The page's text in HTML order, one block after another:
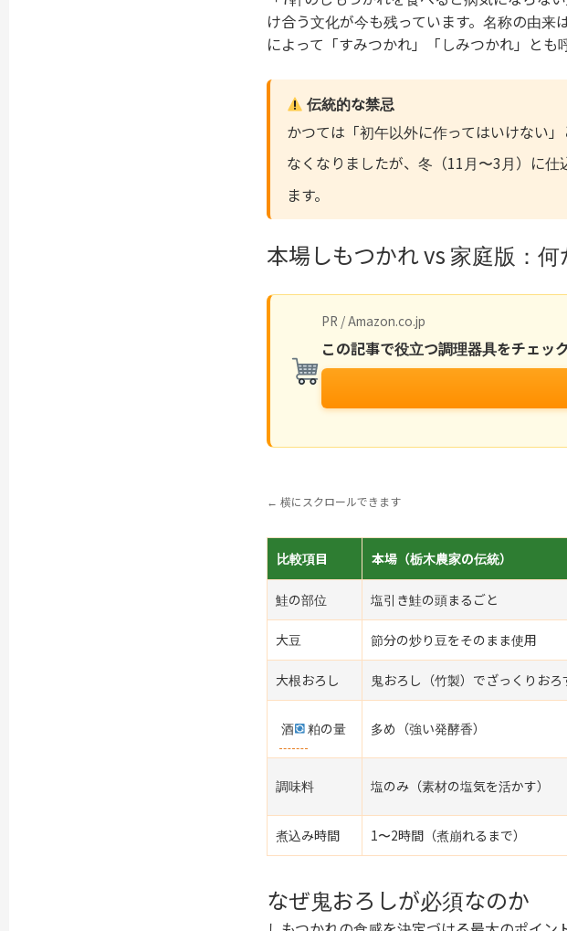
け合う文化が今も残っています。名称の由
によって「すみつかれ」「しみつかれ」とも
伝統的な禁忌
かつては「初午以外に作ってはいけない
なくなりましたが、冬（11月〜3月）に仕
ます。
本場しもつかれ vs 家庭版：何
PR / Amazon.co.jp
この記事で役立つ調理器具をチェッ
← 横にスクロールできます
比較項目 本場（栃木農家の伝統）
鮭の部位 塩引き鮭の頭まるごと
大豆 節分の炒り豆をそのまま使用
大根おろし 鬼おろし（竹製）でざっくりおろ
酒 粕の量 多め（強い発酵香）
調味料 塩のみ（素材の塩気を活かす）
煮込み時間 1〜2時間（煮崩れるまで）
なぜ鬼おろしが必須なのか